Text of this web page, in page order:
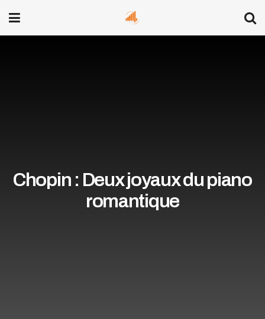
Chopin : Deux joyaux du piano
romantique